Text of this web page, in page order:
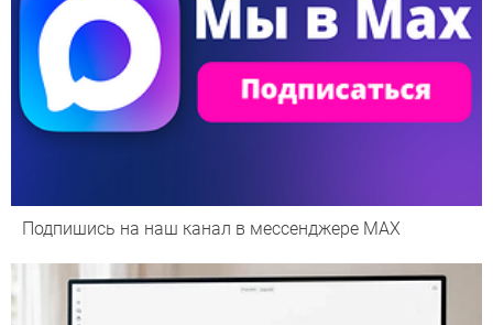
Подпишись на наш канал в мессенджере МАХ